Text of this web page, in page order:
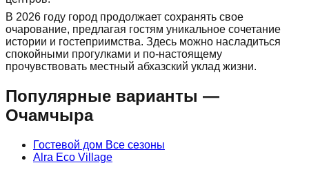
В 2026 году город продолжает сохранять свое
очарование, предлагая гостям уникальное сочетание
истории и гостеприимства. Здесь можно насладиться
спокойными прогулками и по-настоящему
прочувствовать местный абхазский уклад жизни.
Популярные варианты —
Очамчыра
Гостевой дом Все сезоны
Alra Eco Village